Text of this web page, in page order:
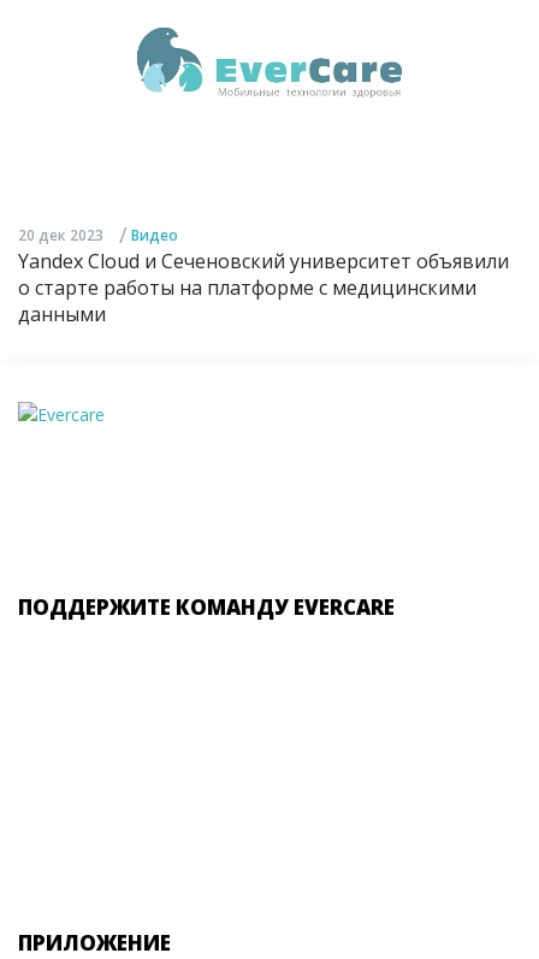
20 дек 2023 / Видео
Yandex Cloud и Сеченовский университет объявили
о старте работы на платформе с медицинскими
данными
ПОДДЕРЖИТЕ КОМАНДУ EVERCARE
ПРИЛОЖЕНИЕ